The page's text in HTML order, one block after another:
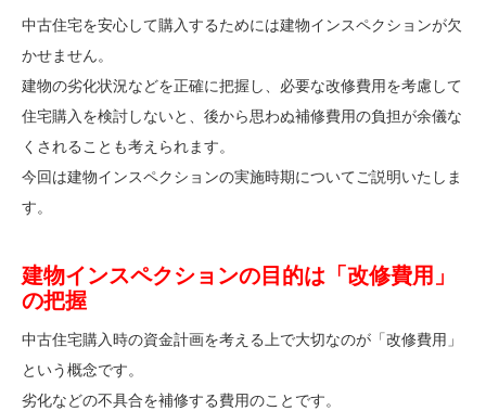
中古住宅を安心して購入するためには建物インスペクションが欠
かせません。
建物の劣化状況などを正確に把握し、必要な改修費用を考慮して
住宅購入を検討しないと、後から思わぬ補修費用の負担が余儀な
くされることも考えられます。
今回は建物インスペクションの実施時期についてご説明いたしま
す。
建物インスペクションの目的は「改修費用」
の把握
中古住宅購入時の資金計画を考える上で大切なのが「改修費用」
という概念です。
劣化などの不具合を補修する費用のことです。